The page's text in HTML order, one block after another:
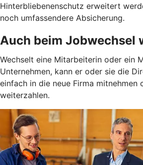
Hinterbliebenenschutz erweitert
noch umfassendere Absicherung.
Auch beim Jobwechsel
Wechselt eine Mitarbeiterin oder ein
Unternehmen, kann er oder sie die
einfach in die neue Firma mitnehmen
weiterzahlen.